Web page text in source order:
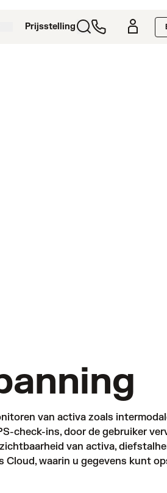
Prijsstelling
van activa zoals
check-ins, door de gebruiker
van activa,
waarin u gegevens kunt